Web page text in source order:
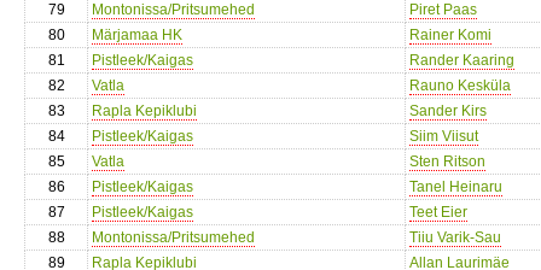
79
Montonissa/Pritsumehed
Piret Paas
80
Märjamaa HK
Rainer Komi
81
Pistleek/Kaigas
Rander Kaaring
82
Vatla
Rauno Kesküla
83
Rapla Kepiklubi
Sander Kirs
84
Pistleek/Kaigas
Siim Viisut
85
Vatla
Sten Ritson
86
Pistleek/Kaigas
Tanel Heinaru
87
Pistleek/Kaigas
Teet Eier
88
Montonissa/Pritsumehed
Tiiu Varik-Sau
89
Rapla Kepiklubi Allan Laurimäe